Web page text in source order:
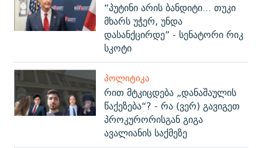
“პუტინი არის ბანდიტი... თუკი
მხარს უჭერ, უნდა
დასანქცირდე” - სენატორი რიკ
სკოტი
ᲞᲝᲚᲘᲢᲘᲙᲐ
რით მტკიცდება „დანაშაულის
წაქეზება“? - რა (ვერ) გავიგეთ
პროკურორისგან გიგა
ავალიანის საქმეზე